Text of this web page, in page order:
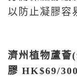
以防止凝膠容
濟州植物蘆薈
膠 HK$69/